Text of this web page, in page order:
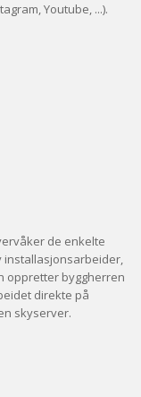
Youtube, ...).
de enkelte
installasjonsarbeider,
oppretter byggherren
direkte på
skyserver.